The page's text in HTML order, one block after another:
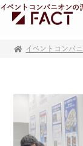
イベントコンパニオンの
イベントコンパ